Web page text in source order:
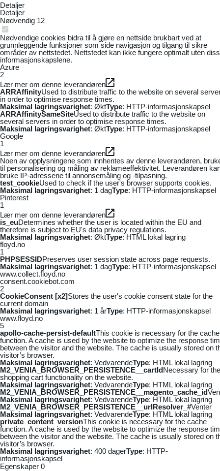
Detaljer
Detaljer
Nødvendig 12
Nødvendige cookies bidra til å gjøre en nettside brukbart ved at
grunnleggende funksjoner som side navigasjon og tilgang til sikre
områder av nettstedet. Nettstedet kan ikke fungere optimalt uten
informasjonskapslene.
Azure
2
Lær mer om denne leverandøren
ARRAffinityUsed to distribute traffic to the website on several
in order to optimise response times.
Maksimal lagringsvarighet: ØktType: HTTP-informasjonskapsel
ARRAffinitySameSiteUsed to distribute traffic to the website on
several servers in order to optimise response times.
Maksimal lagringsvarighet: ØktType: HTTP-informasjonskapsel
Google
1
Lær mer om denne leverandøren
Noen av opplysningene som innhentes av denne leverandøren,
til personalisering og måling av reklameeffektivitet. Leverandøren
bruke IP-adressene til annonsemåling og -tilpasning.
test_cookieUsed to check if the user's browser supports cookies.
Maksimal lagringsvarighet: 1 dagType: HTTP-informasjonskapsel
Pinterest
1
Lær mer om denne leverandøren
is_euDetermines whether the user is located within the EU and
therefore is subject to EU's data privacy regulations.
Maksimal lagringsvarighet: ØktType: HTML lokal lagring
floyd.no
1
PHPSESSIDPreserves user session state across page requests.
Maksimal lagringsvarighet: 1 dagType: HTTP-informasjonskapsel
www.collect.floyd.no
consent.cookiebot.com
2
CookieConsent [x2]Stores the user's cookie consent state for the
current domain
Maksimal lagringsvarighet: 1 årType: HTTP-informasjonskapsel
www.floyd.no
5
apollo-cache-persist-defaultThis cookie is necessary for the cache
function. A cache is used by the website to optimize the response
between the visitor and the website. The cache is usually stored on
visitor’s browser.
Maksimal lagringsvarighet: VedvarendeType: HTML lokal lagring
M2_VENIA_BROWSER_PERSISTENCE__cartIdNecessary for the
shopping cart functionality on the website.
Maksimal lagringsvarighet: VedvarendeType: HTML lokal lagring
M2_VENIA_BROWSER_PERSISTENCE__magento_cache_id
Maksimal lagringsvarighet: VedvarendeType: HTML lokal lagring
M2_VENIA_BROWSER_PERSISTENCE__urlResolver_#Venter
Maksimal lagringsvarighet: VedvarendeType: HTML lokal lagring
private_content_versionThis cookie is necessary for the cache
function. A cache is used by the website to optimize the response
between the visitor and the website. The cache is usually stored on
visitor’s browser.
Maksimal lagringsvarighet: 400 dagerType: HTTP-
informasjonskapsel
Egenskaper 0